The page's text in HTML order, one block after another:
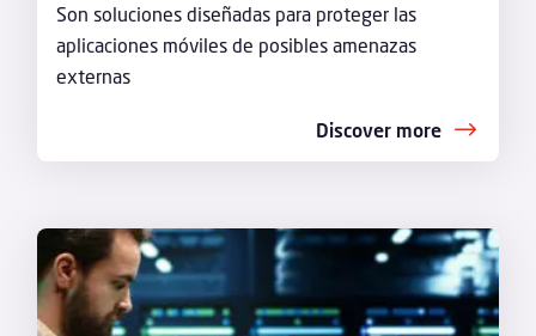
Son soluciones diseñadas para proteger las
aplicaciones móviles de posibles amenazas
externas
Discover more